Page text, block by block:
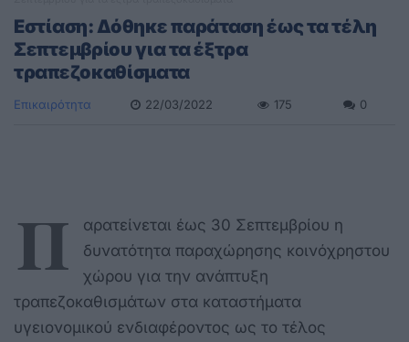
Εστίαση: Δόθηκε παράταση έως τα τέλη
Σεπτεμβρίου για τα έξτρα
τραπεζοκαθίσματα
Επικαιρότητα 22/03/2022 175 0
Π
αρατείνεται έως 30 Σεπτεμβρίου η
δυνατότητα παραχώρησης κοινόχρηστου
χώρου για την ανάπτυξη
τραπεζοκαθισμάτων στα καταστήματα
υγειονομικού ενδιαφέροντος ως το τέλος